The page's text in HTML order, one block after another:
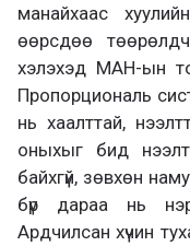
манайхаас
өөрсдөө
хэлэхэд МАН-ын
Пропорциональ
нь хаалттай,
оныхыг бид
байхгүй, зөвхөн
бүр дараа нь
Ардчилсан хүчин